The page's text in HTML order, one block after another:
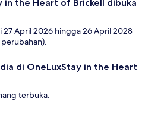
in the Heart of Brickell dibuka
27 April 2026 hingga 26 April 2028
di OneLuxStay in the Heart
terbuka.